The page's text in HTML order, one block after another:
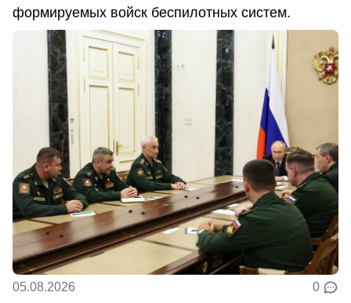
формируемых войск беспилотных систем.
05.08.2026 0